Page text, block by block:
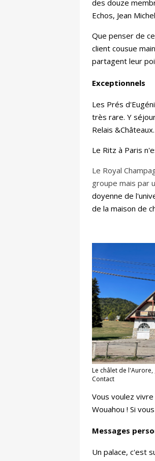
des douze
Echos, Jean
Que penser de
client cousue
partagent leur
Exceptionnels
Les Prés
très rare. Y
Relais &Châteaux.
Le Ritz à Paris
Le Royal
groupe mais par
doyenne de
de la maison de
Le châlet de l'Aurore,
Contact
Vous voulez
Wouahou ! Si
Messages
Un palace, c'est